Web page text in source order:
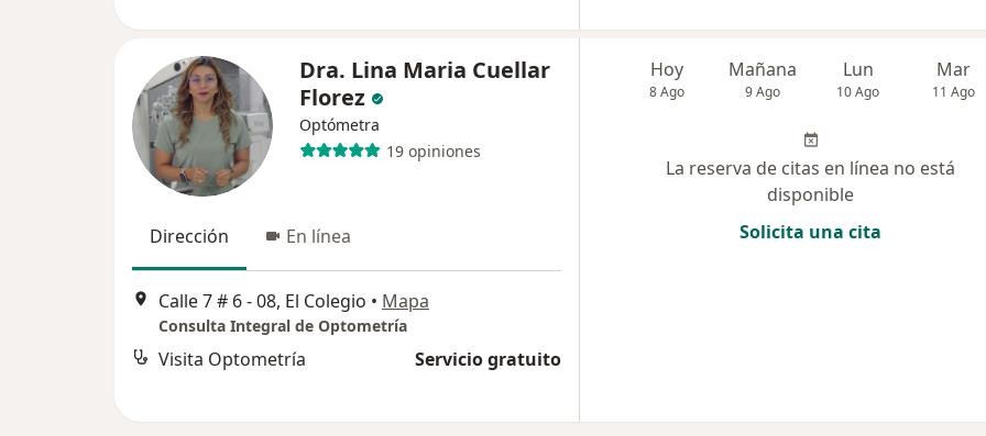
Dra. Lina Maria Cuellar
Florez
Optómetra
19 opiniones
Dirección En línea
Calle 7 # 6 - 08, El Colegio • Mapa
Consulta Integral de Optometría
Visita Optometría Servicio gratuito
Hoy
8 Ago
Mañana
9 Ago
Lun
10 Ago
Mar
11 Ago
La reserva de citas en línea no está
disponible
Solicita una cita